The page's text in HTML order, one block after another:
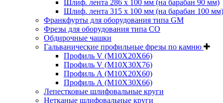
Шлиф. лента 286 х 100 мм (на барабан 90 мм)
Шлиф. лента 315 х 100 мм (на барабан 100 мм)
Франкфурты для оборудования типа GM
Фрезы для оборудования типа СО
Обдирочные чашки
Гальванические профильные фрезы по камню
Профиль V (M10X20X66)
Профиль V (M10X30X76)
Профиль А (М10Х20Х60)
Профиль А (М10Х30Х66)
Лепестковые шлифовальные круги
Нетканые шлифовальные круги